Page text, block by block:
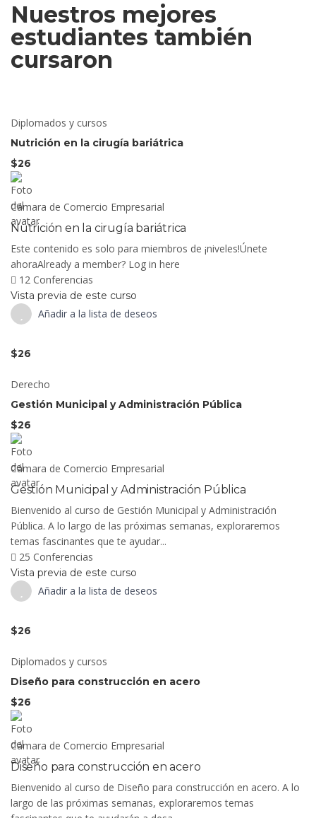
Nuestros mejores
estudiantes también
cursaron
Diplomados y cursos
Nutrición en la cirugía bariátrica
$26
Cámara de Comercio Empresarial
Nutrición en la cirugía bariátrica
Este contenido es solo para miembros de ¡niveles!Únete
ahoraAlready a member? Log in here
12 Conferencias
Vista previa de este curso
Añadir a la lista de deseos
$26
Derecho
Gestión Municipal y Administración Pública
$26
Cámara de Comercio Empresarial
Gestión Municipal y Administración Pública
Bienvenido al curso de Gestión Municipal y Administración
Pública. A lo largo de las próximas semanas, exploraremos
temas fascinantes que te ayudar...
25 Conferencias
Vista previa de este curso
Añadir a la lista de deseos
$26
Diplomados y cursos
Diseño para construcción en acero
$26
Cámara de Comercio Empresarial
Diseño para construcción en acero
Bienvenido al curso de Diseño para construcción en acero. A lo
largo de las próximas semanas, exploraremos temas